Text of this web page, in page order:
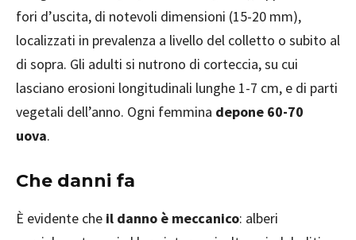
fori d’uscita, di notevoli dimensioni (15-20 mm),
localizzati in prevalenza a livello del colletto o subito al
di sopra. Gli adulti si nutrono di corteccia, su cui
lasciano erosioni longitudinali lunghe 1-7 cm, e di parti
vegetali dell’anno. Ogni femmina depone 60-70
uova.
Che danni fa
È evidente che il danno è meccanico: alberi